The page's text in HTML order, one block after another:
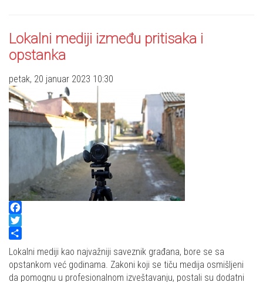
Lokalni mediji između pritisaka i
opstanka
petak, 20 januar 2023 10:30
Facebook
Twitter
Share
Lokalni mediji kao najvažniji saveznik građana, bore se sa
opstankom već godinama. Zakoni koji se tiču medija osmišljeni
da pomognu u profesionalnom izveštavanju, postali su dodatni